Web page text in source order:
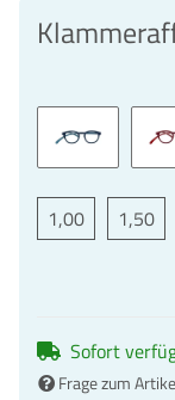
1,00 1,50
Sofort
Frage zum